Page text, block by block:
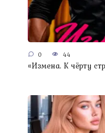
0 44
«Измена. К чёрту